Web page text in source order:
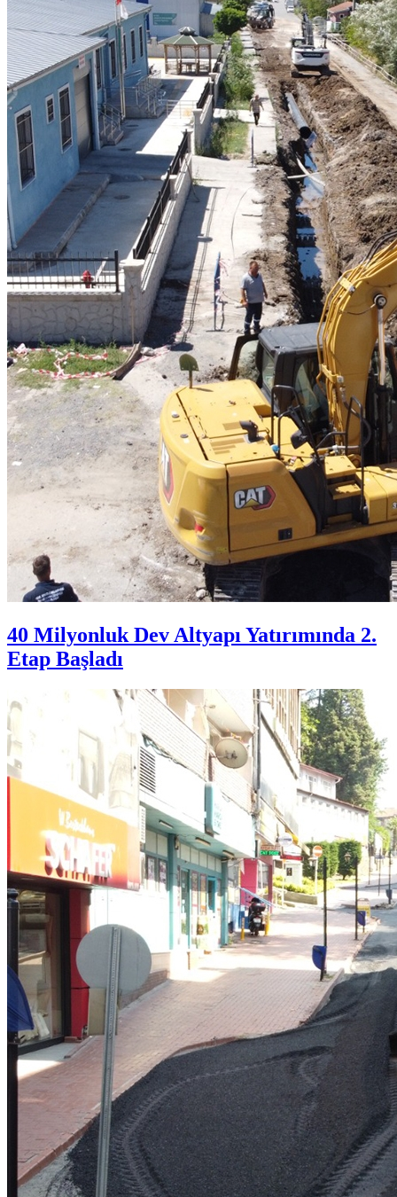
40 Milyonluk Dev Altyapı Yatırımında 2.
Etap Başladı